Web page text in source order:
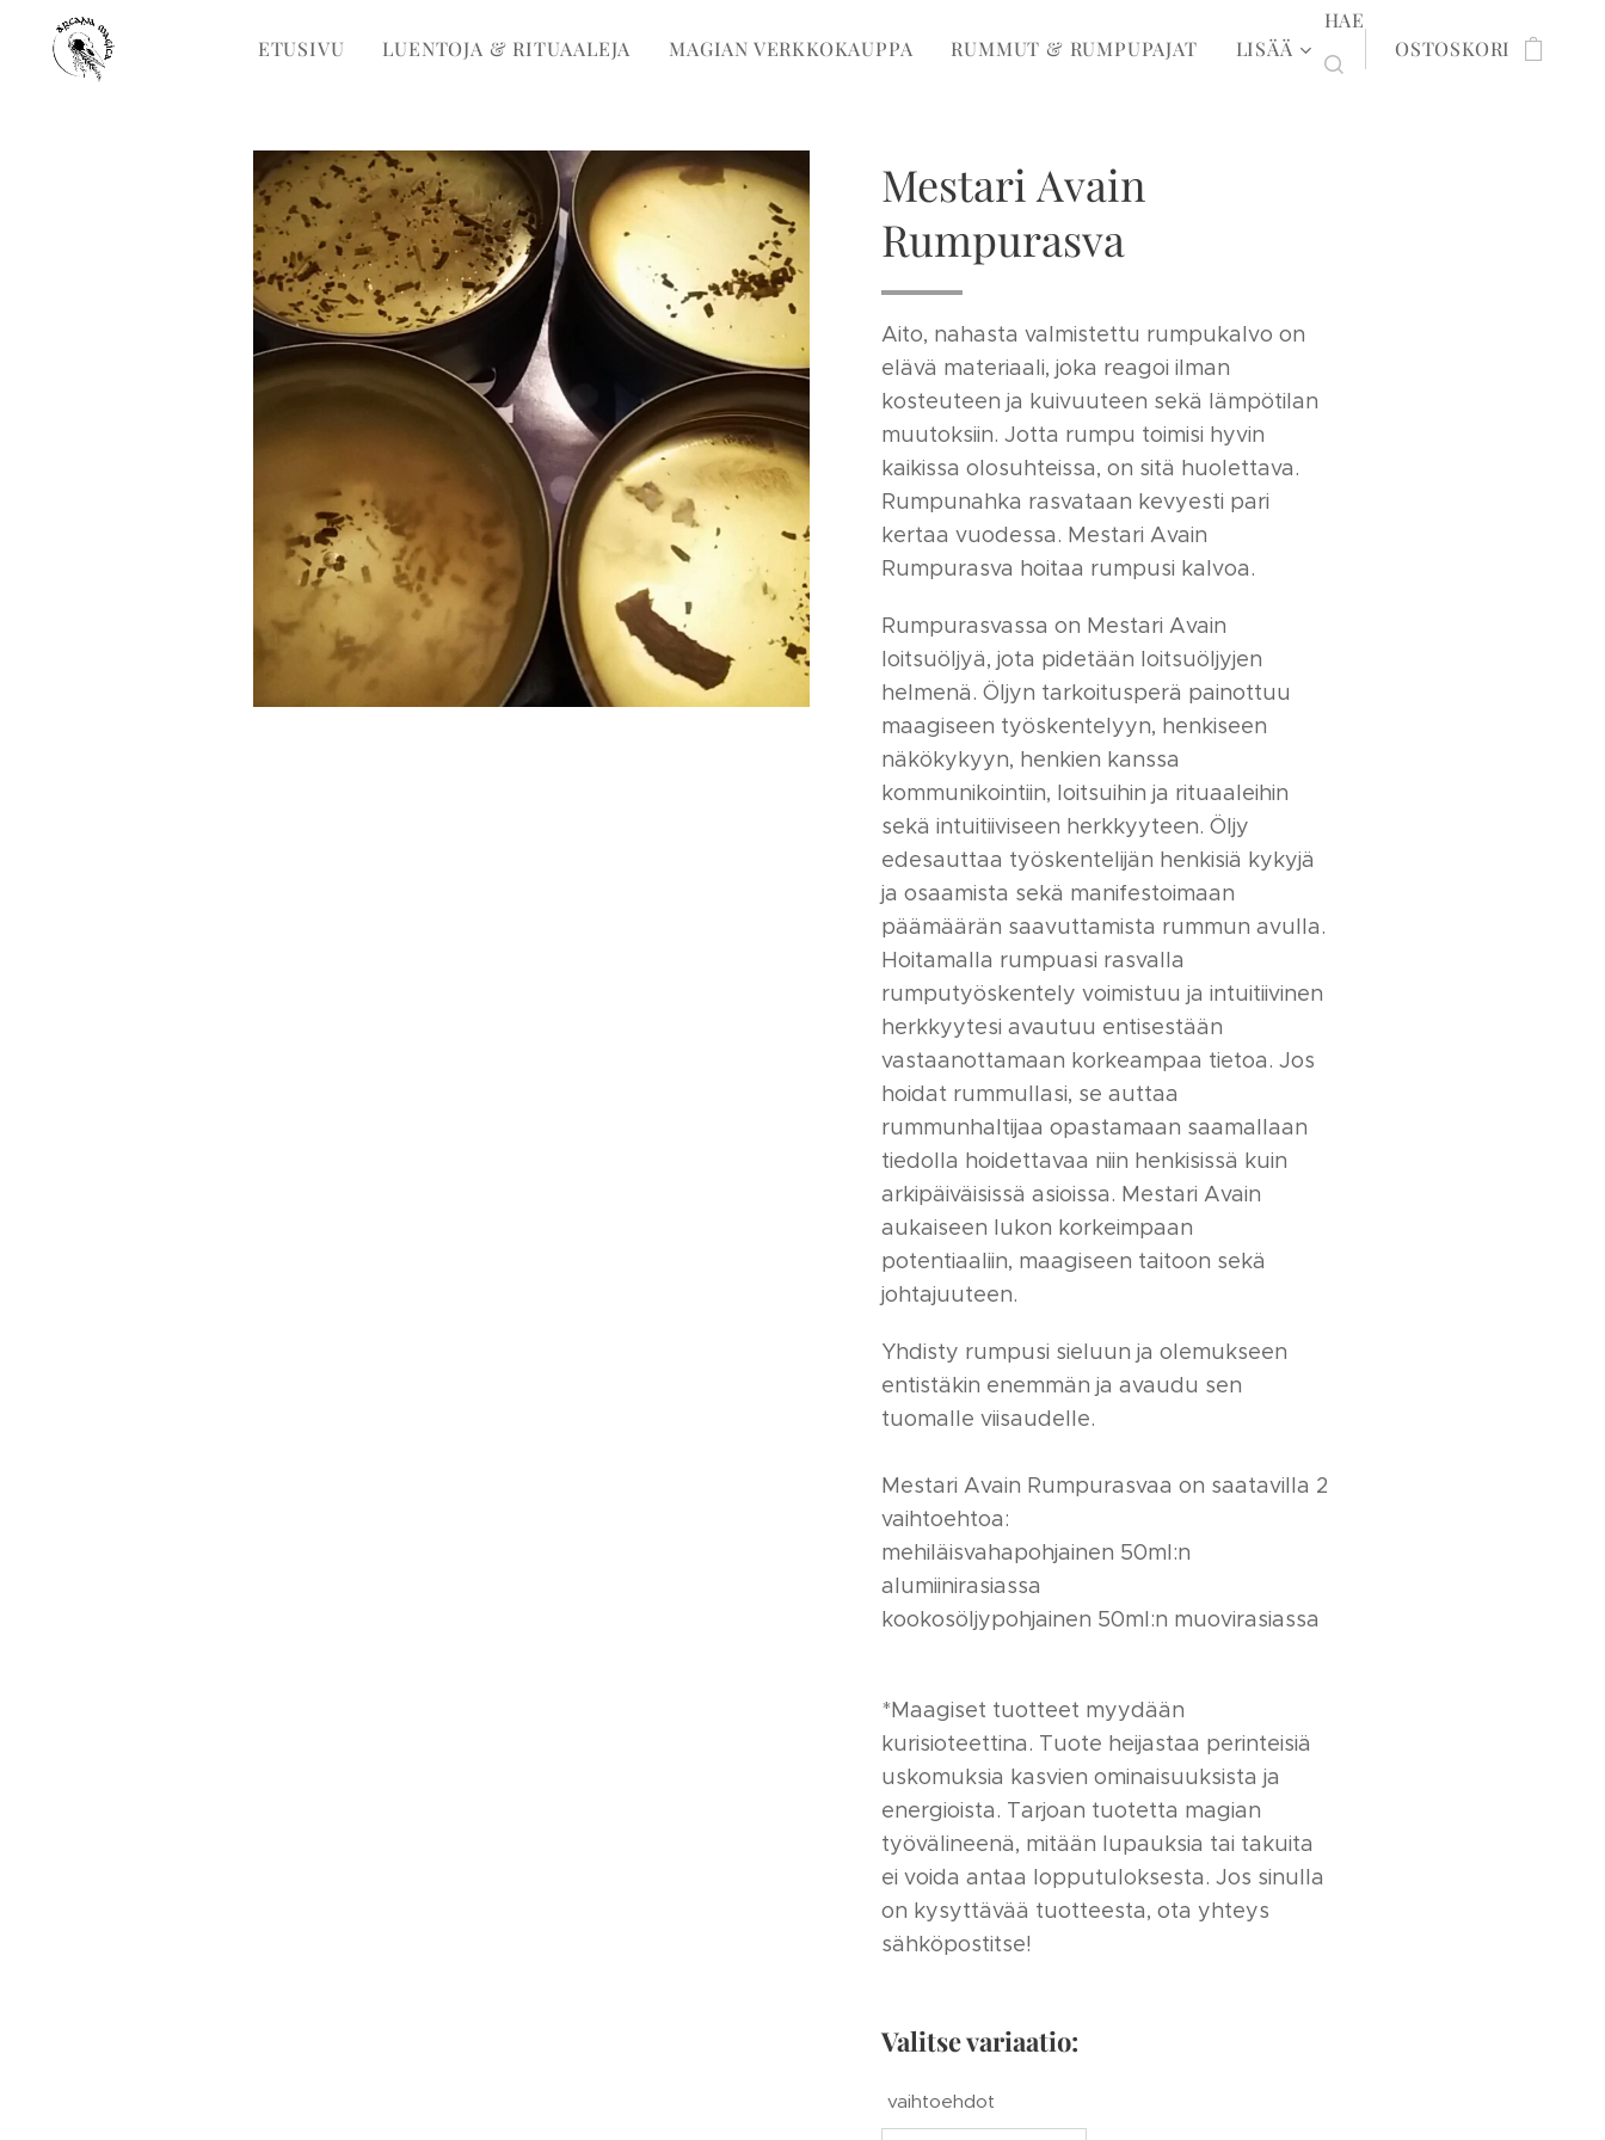
ETUSIVU LUENTOJA & RITUAALEJA MAGIAN VERKKOKAUPPA RUMMUT & RUMPUPAJAT LISÄÄ
HAE
OSTOSKORI
Mestari Avain
Rumpurasva
Aito, nahasta valmistettu rumpukalvo on
elävä materiaali, joka reagoi ilman
kosteuteen ja kuivuuteen sekä lämpötilan
muutoksiin. Jotta rumpu toimisi hyvin
kaikissa olosuhteissa, on sitä huolettava.
Rumpunahka rasvataan kevyesti pari
kertaa vuodessa. Mestari Avain
Rumpurasva hoitaa rumpusi kalvoa.
Rumpurasvassa on Mestari Avain
loitsuöljyä, jota pidetään loitsuöljyjen
helmenä. Öljyn tarkoitusperä painottuu
maagiseen työskentelyyn, henkiseen
näkökykyyn, henkien kanssa
kommunikointiin, loitsuihin ja rituaaleihin
sekä intuitiiviseen herkkyyteen. Öljy
edesauttaa työskentelijän henkisiä kykyjä
ja osaamista sekä manifestoimaan
päämäärän saavuttamista rummun avulla.
Hoitamalla rumpuasi rasvalla
rumputyöskentely voimistuu ja intuitiivinen
herkkyytesi avautuu entisestään
vastaanottamaan korkeampaa tietoa. Jos
hoidat rummullasi, se auttaa
rummunhaltijaa opastamaan saamallaan
tiedolla hoidettavaa niin henkisissä kuin
arkipäiväisissä asioissa. Mestari Avain
aukaiseen lukon korkeimpaan
potentiaaliin, maagiseen taitoon sekä
johtajuuteen.
Yhdisty rumpusi sieluun ja olemukseen
entistäkin enemmän ja avaudu sen
tuomalle viisaudelle.
Mestari Avain Rumpurasvaa on saatavilla 2
vaihtoehtoa:
mehiläisvahapohjainen 50ml:n
alumiinirasiassa
kookosöljypohjainen 50ml:n muovirasiassa
*Maagiset tuotteet myydään
kurisioteettina. Tuote heijastaa perinteisiä
uskomuksia kasvien ominaisuuksista ja
energioista. Tarjoan tuotetta magian
työvälineenä, mitään lupauksia tai takuita
ei voida antaa lopputuloksesta. Jos sinulla
on kysyttävää tuotteesta, ota yhteys
sähköpostitse!
Valitse variaatio:
vaihtoehdot